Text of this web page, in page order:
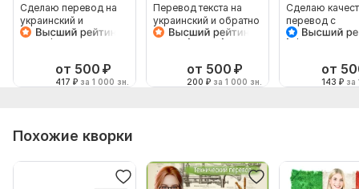
Сделаю перевод на
украинский и
наоборот
от 500 ₽
417 ₽ за 1 000 зн.
Перевод текста на
украинский и обратно
на любую тему от
от 500 ₽
200 ₽ за 1 000 зн.
Сделаю
перевод с
украинского
от
143 ₽ за
Похожие кворки